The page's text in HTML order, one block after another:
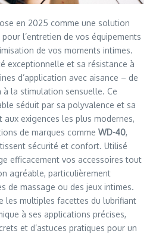
en 2025 comme une solution
l’entretien de vos équipements
de vos moments intimes.
exceptionnelle et sa résistance à
d’application avec aisance – de
à la stimulation sensuelle. Ce
séduit par sa polyvalence et sa
aux exigences les plus modernes,
de marques comme WD-40,
sécurité et confort. Utilisé
efficacement vos accessoires tout
agréable, particulièrement
de massage ou des jeux intimes.
les multiples facettes du lubrifiant
à ses applications précises,
et d’astuces pratiques pour un